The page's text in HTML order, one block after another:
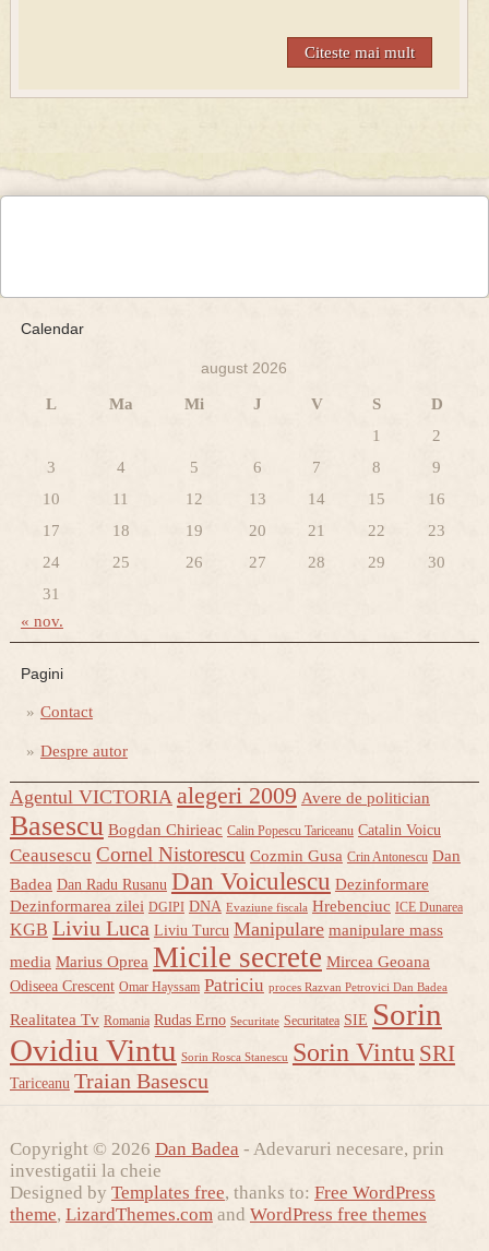
Citeste mai mult
Calendar
august 2026
L Ma Mi J V S
D
1
2
3
4 5 6 7 8
9
10
11 12 13 14 15
16
17
18 19 20 21 22
23
24
25 26 27 28 29
30
31
« nov.
Pagini
Contact
Despre autor
Agentul VICTORIA alegeri 2009 Avere de politician
Basescu Bogdan Chirieac Calin Popescu Tariceanu Catalin Voicu
Ceausescu Cornel Nistorescu Cozmin Gusa Crin Antonescu Dan
Badea Dan Radu Rusanu Dan Voiculescu Dezinformare
Dezinformarea zilei DGIPI DNA Evaziune fiscala Hrebenciuc ICE Dunarea
KGB Liviu Luca Liviu Turcu Manipulare manipulare mass
media Marius Oprea Micile secrete Mircea Geoana
Odiseea Crescent Omar Hayssam Patriciu proces Razvan Petrovici Dan Badea
Realitatea Tv Romania Rudas Erno Securitate Securitatea SIE Sorin
Ovidiu Vintu Sorin Rosca Stanescu Sorin Vintu SRI
Tariceanu Traian Basescu
Copyright © 2026 Dan Badea - Adevaruri necesare, prin
investigatii la cheie
Designed by Templates free, thanks to: Free WordPress
theme, LizardThemes.comand WordPress free themes